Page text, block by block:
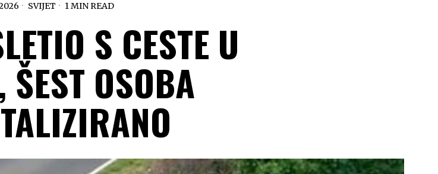
SVIJET 1 MIN READ
S CESTE U
ŠEST OSOBA